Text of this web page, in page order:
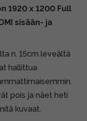
1920 x 1200 Full
sisään- ja
n. 15cm leveältä
hallittua
pois ja näet heti
kuvaat.